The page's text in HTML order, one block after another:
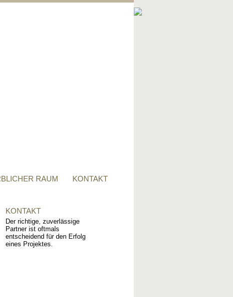
RAUM KONTAKT
KONTAKT
Der richtige, zuverlässige
Partner ist oftmals
entscheidend für den Erfolg
eines Projektes.